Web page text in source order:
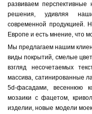
развиваем перспективные
решения, удивляя
современной продукцией.
Европе и есть мнение, что
Мы предлагаем нашим
виды покрытий, смелые
взгляд несочетаемых
массива, сатинированные
5d-фасадами, весеннюю
мозаики с фацетом,
изделии, новые модели